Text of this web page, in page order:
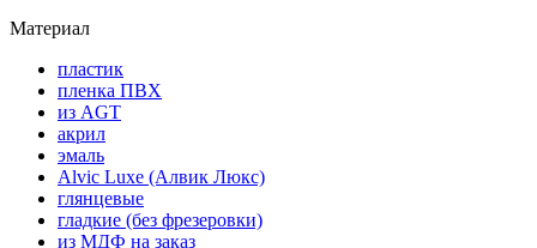
Материал
пластик
пленка ПВХ
из AGT
акрил
эмаль
Alvic Luxe (Алвик Люкс)
глянцевые
гладкие (без фрезеровки)
из МДФ на заказ